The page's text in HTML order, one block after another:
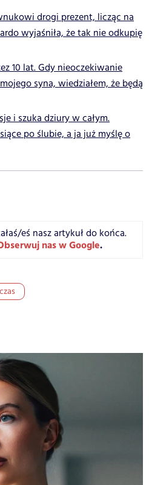
drogi prezent, licząc na
wyjaśniła, że tak nie odkupię
10 lat. Gdy nieoczekiwanie
syna, wiedziałem, że będą
i szuka dziury w całym.
po ślubie, a ja już myślę o
eś nasz artykuł do końca.
nas w Google.